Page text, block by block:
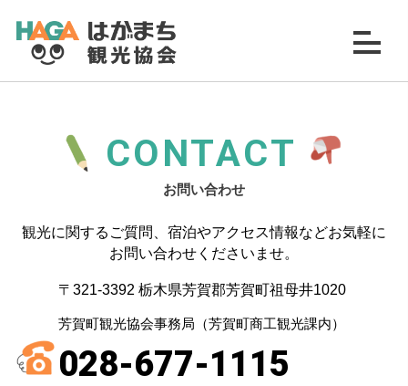
CONTACT
お問い合わせ
観光に関するご質問、宿泊やアクセス情報などお気軽に
お問い合わせくださいませ。
〒321-3392 栃木県芳賀郡芳賀町祖母井1020
芳賀町観光協会事務局（芳賀町商工観光課内）
028-677-1115